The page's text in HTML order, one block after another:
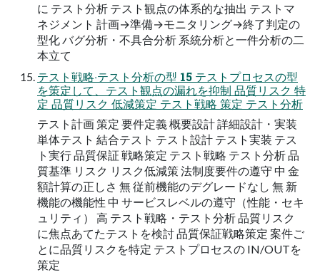
に テスト分析 テスト観点の体系的な抽出 テストマ
ネジメント 計画→準備→モニタリング→終了判定の
型化 バグ分析・不具合分析 系統分析と一件分析の二
本立て
テスト戦略‧テスト分析の型 15 テストプロセスの型
を策定して、テスト観点の漏れを抑制 品質リスク 特
定 品質リスク 低減策定 テスト戦略 策定 テスト分析
テスト計画 策定 要件定義 概要設計 詳細設計・実装
単体テスト 結合テスト テスト設計 テスト実装 テス
ト実行 品質保証 戦略策定 テスト戦略 テスト分析 品
質基準 リスク リスク低減策 法制度要件の遵守 中 金
額計算の正しさ 無 従前機能のデグレードなし 無 新
機能の機能性 中 サービスレベルの遵守（性能・セキ
ュリティ） 高 テスト戦略・テスト分析 品質リスク
に焦点あてたテストを検討 品質保証戦略策定 案件ご
とに品質リスクを特定 テストプロセスの IN/OUTを
策定